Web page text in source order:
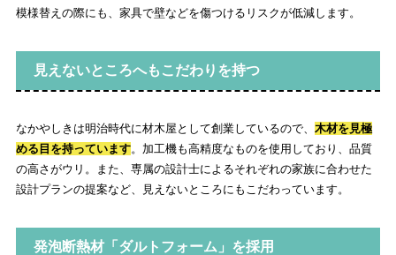
模様替えの際にも、家具で壁などを傷つけるリスクが低減します。
見えないところへもこだわりを持つ
なかやしきは明治時代に材木屋として創業しているので、 木材を見極
める目を持っています。加工機も高精度なものを使用しており、品質
の高さがウリ。また、専属の設計士によるそれぞれの家族に合わせた
設計プランの提案など、見えないところにもこだわっています。
発泡断熱材「ダルトフォーム」を採用